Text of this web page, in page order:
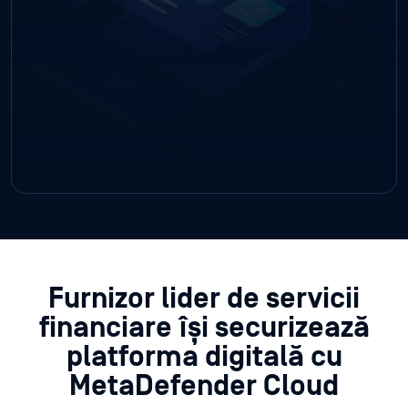
Furnizor lider de servicii
financiare își securizează
platforma digitală cu
MetaDefender Cloud